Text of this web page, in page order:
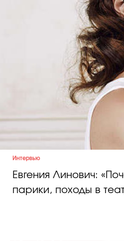
Интервью
Евгения Линович:
парики, походы в